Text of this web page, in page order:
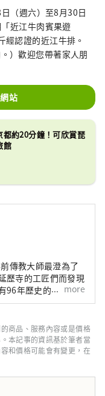
（週六）至8月30日
近江牛肉賓果遊
認證的近江牛排。
）歡迎您帶著家人朋
站
都約20分鐘！可欣賞琵
館
傳教大師最澄為了
歷寺的工匠們而發現
96年歷史的老字號
其四種不同的溫泉，
溫泉，以及其京都風
用包括日本三大和牛
”在內的時令食材。
車車程，但旅館被
讓您可以感受到大自
more
商品、服務內容或是價格
本記事的資訊基於筆者當
和價格可能會有變更，在